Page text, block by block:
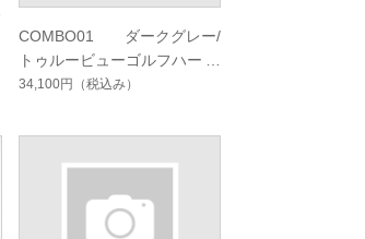
COMBO01 ダークグレー/
トゥルービューゴルフハード
マルチシングルコート
34,100円 （税込み）